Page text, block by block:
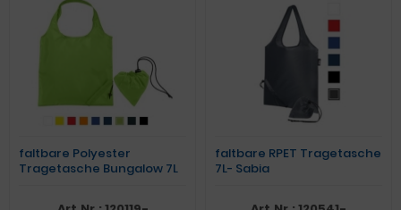
faltbare Polyester
Tragetasche Bungalow 7L
faltbare RPET Tragetasche
7L- Sabia